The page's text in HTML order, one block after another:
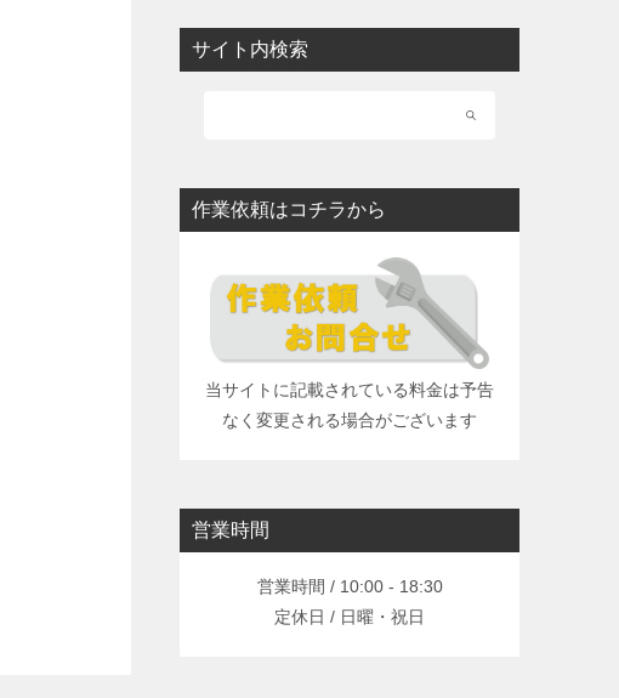
サイト内検索
作業依頼はコチラから
当サイトに記載されている料金は予告
なく変更される場合がございます
営業時間
営業時間 / 10:00 - 18:30
定休日 / 日曜・祝日